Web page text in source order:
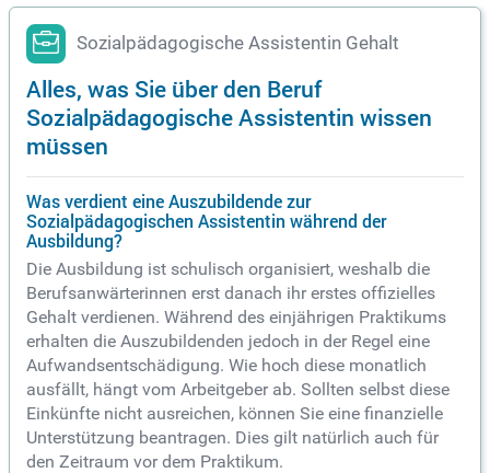
Sozialpädagogische Assistentin Gehalt
Alles, was Sie über den Beruf
Sozialpädagogische Assistentin wissen
müssen
Was verdient eine Auszubildende zur
Sozialpädagogischen Assistentin während der
Ausbildung?
Die Ausbildung ist schulisch organisiert, weshalb die
Berufsanwärterinnen erst danach ihr erstes offizielles
Gehalt verdienen. Während des einjährigen Praktikums
erhalten die Auszubildenden jedoch in der Regel eine
Aufwandsentschädigung. Wie hoch diese monatlich
ausfällt, hängt vom Arbeitgeber ab. Sollten selbst diese
Einkünfte nicht ausreichen, können Sie eine finanzielle
Unterstützung beantragen. Dies gilt natürlich auch für
den Zeitraum vor dem Praktikum.